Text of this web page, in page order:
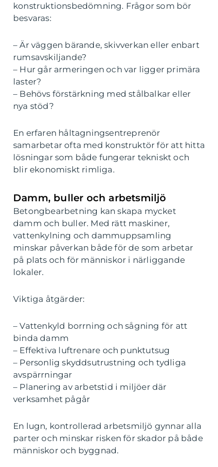
konstruktionsbedömning. Frågor som bör
besvaras:
– Är väggen bärande, skivverkan eller enbart
rumsavskiljande?
– Hur går armeringen och var ligger primära
laster?
– Behövs förstärkning med stålbalkar eller
nya stöd?
En erfaren håltagningsentreprenör
samarbetar ofta med konstruktör för att hitta
lösningar som både fungerar tekniskt och
blir ekonomiskt rimliga.
Damm, buller och arbetsmiljö
Betongbearbetning kan skapa mycket
damm och buller. Med rätt maskiner,
vattenkylning och dammuppsamling
minskar påverkan både för de som arbetar
på plats och för människor i närliggande
lokaler.
Viktiga åtgärder:
– Vattenkyld borrning och sågning för att
binda damm
– Effektiva luftrenare och punktutsug
– Personlig skyddsutrustning och tydliga
avspärrningar
– Planering av arbetstid i miljöer där
verksamhet pågår
En lugn, kontrollerad arbetsmiljö gynnar alla
parter och minskar risken för skador på både
människor och byggnad.